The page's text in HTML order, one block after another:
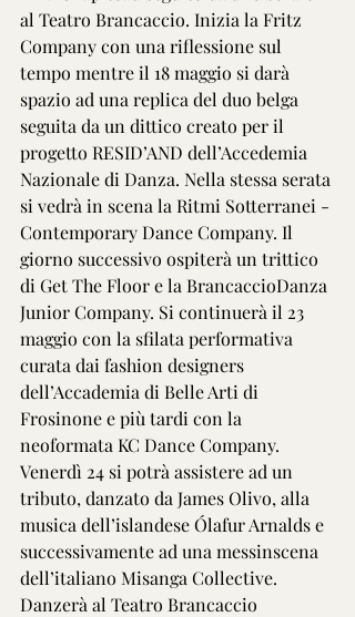
al Teatro Brancaccio. Inizia la Fritz
Company con una riflessione sul
tempo mentre il 18 maggio si darà
spazio ad una replica del duo belga
seguita da un dittico creato per il
progetto RESID’AND dell’Accedemia
Nazionale di Danza. Nella stessa serata
si vedrà in scena la Ritmi Sotterranei -
Contemporary Dance Company. Il
giorno successivo ospiterà un trittico
di Get The Floor e la BrancaccioDanza
Junior Company. Si continuerà il 23
maggio con la sfilata performativa
curata dai fashion designers
dell’Accademia di Belle Arti di
Frosinone e più tardi con la
neoformata KC Dance Company.
Venerdì 24 si potrà assistere ad un
tributo, danzato da James Olivo, alla
musica dell’islandese Ólafur Arnalds e
successivamente ad una messinscena
dell’italiano Misanga Collective.
Danzerà al Teatro Brancaccio